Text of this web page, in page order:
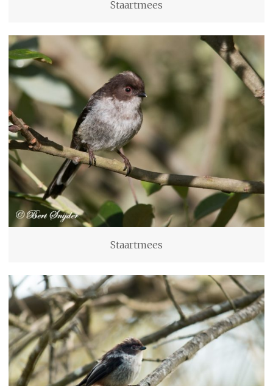
Staartmees
Staartmees